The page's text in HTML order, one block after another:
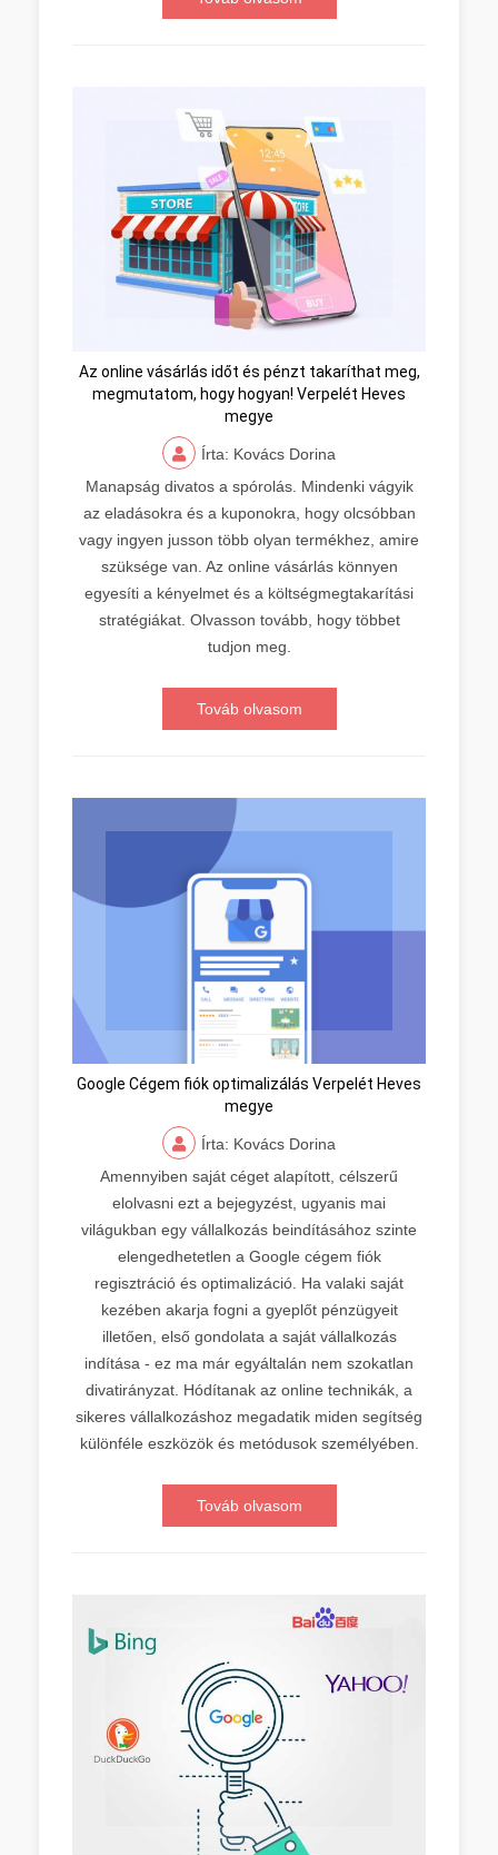
Az online vásárlás időt és pénzt takaríthat meg,
megmutatom, hogy hogyan! Verpelét Heves
megye
Írta: Kovács Dorina
Manapság divatos a spórolás. Mindenki vágyik
az eladásokra és a kuponokra, hogy olcsóbban
vagy ingyen jusson több olyan termékhez, amire
szüksége van. Az online vásárlás könnyen
egyesíti a kényelmet és a költségmegtakarítási
stratégiákat. Olvasson tovább, hogy többet
tudjon meg.
Továb olvasom
Google Cégem fiók optimalizálás Verpelét Heves
megye
Írta: Kovács Dorina
Amennyiben saját céget alapított, célszerű
elolvasni ezt a bejegyzést, ugyanis mai
világukban egy vállalkozás beindításához szinte
elengedhetetlen a Google cégem fiók
regisztráció és optimalizáció. Ha valaki saját
kezében akarja fogni a gyeplőt pénzügyeit
illetően, első gondolata a saját vállalkozás
indítása - ez ma már egyáltalán nem szokatlan
divatirányzat. Hódítanak az online technikák, a
sikeres vállalkozáshoz megadatik miden segítség
különféle eszközök és metódusok személyében.
Továb olvasom